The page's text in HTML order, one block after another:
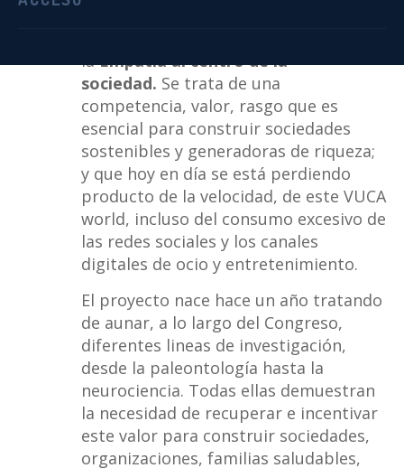
laEmpatía al centro de la
sociedad. Se trata de una
competencia, valor, rasgo que es
esencial para construir sociedades
sostenibles y generadoras de riqueza;
y que hoy en día se está perdiendo
producto de la velocidad, de este VUCA
world, incluso del consumo excesivo de
las redes sociales y los canales
digitales de ocio y entretenimiento.
El proyecto nace hace un año tratando
de aunar, a lo largo del Congreso,
diferentes lineas de investigación,
desde la paleontología hasta la
neurociencia. Todas ellas demuestran
la necesidad de recuperar e incentivar
este valor para construir sociedades,
organizaciones, familias saludables,